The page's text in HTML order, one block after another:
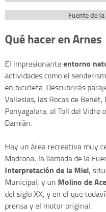
Fuente de
Qué hacer en Arnes
El impresionanteentorno
actividades como el
en bicicleta. Descubrirás
Valleslas, las Rocas de
Penyagalera, el Toll del Vidre
Damián.
Hay un área recreativa muy
Madrona, la llamada de la
Interpretación de la Miel,
Municipal, y un Molino de
del siglo XX, y en el que
prensa y el motor original.